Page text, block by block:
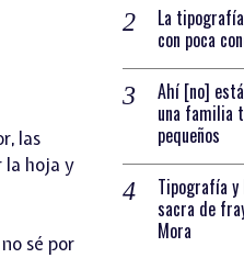
las
la hoja y
sé por
La
con poca
Ahí [no]
una familia
pequeños
Tipografía y
sacra de
Mora